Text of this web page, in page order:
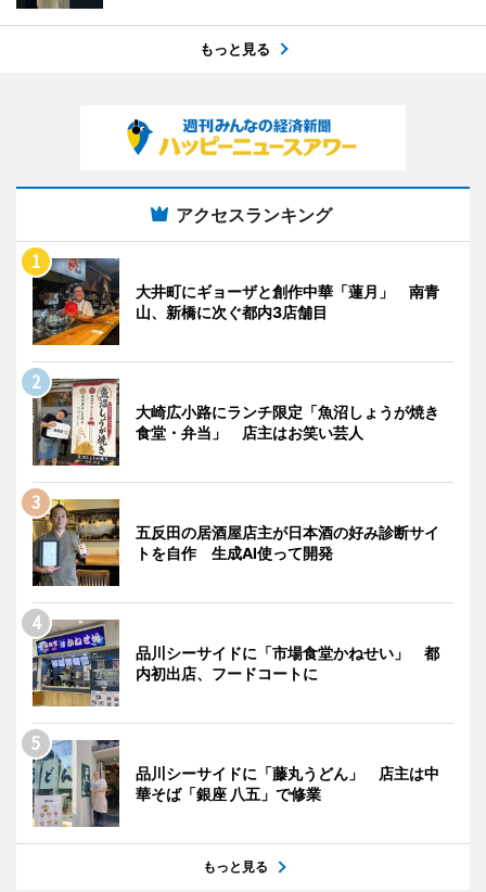
もっと見る
アクセスランキング
大井町にギョーザと創作中華「蓮月」 南青
山、新橋に次ぐ都内3店舗目
大崎広小路にランチ限定「魚沼しょうが焼き
食堂・弁当」 店主はお笑い芸人
五反田の居酒屋店主が日本酒の好み診断サイ
トを自作 生成AI使って開発
品川シーサイドに「市場食堂かねせい」 都
内初出店、フードコートに
品川シーサイドに「藤丸うどん」 店主は中
華そば「銀座 八五」で修業
もっと見る